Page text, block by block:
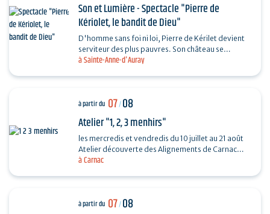
à Sainte-Anne-d'Auray
Son et Lumière - Spectacle "Pierre de
Kériolet, le bandit de Dieu"
D'homme sans foi ni loi, Pierre de Kérilet devient
serviteur des plus pauvres. Son château se
transforme en refuge, sa vie en offrande.
à Carnac
à partir du 07/08
Atelier "1, 2, 3 menhirs"
les mercredis et vendredis du 10 juillet au 21 août
Atelier découverte des Alignements de Carnac
destiné aux enfants de 4 à 6 ans en compagnie
à partir du 07/08